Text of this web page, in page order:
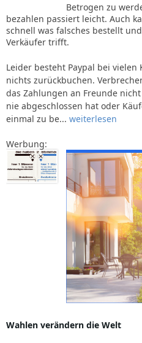
Betrogen zu
bezahlen passiert leicht. Auch
schnell was falsches bestellt
Verkäufer trifft.
Leider besteht Paypal bei
nichts zurückbuchen.
das Zahlungen an Freunde
nie abgeschlossen hat oder
einmal zu be... weiterlesen
Werbung:
Wahlen verändern die Welt